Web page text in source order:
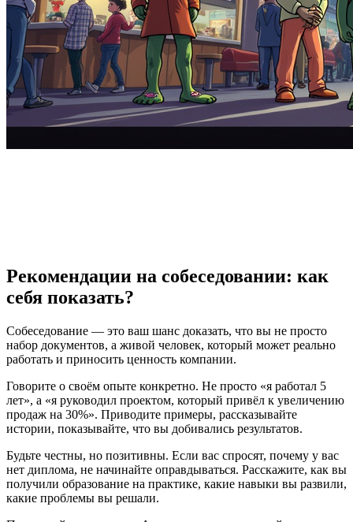
Рекомендации на собеседовании: как
себя показать?
Собеседование — это ваш шанс доказать, что вы не просто
набор документов, а живой человек, который может реально
работать и приносить ценность компании.
Говорите о своём опыте конкретно. Не просто «я работал 5
лет», а «я руководил проектом, который привёл к увеличению
продаж на 30%». Приводите примеры, рассказывайте
истории, показывайте, что вы добивались результатов.
Будьте честны, но позитивны. Если вас спросят, почему у вас
нет диплома, не начинайте оправдываться. Расскажите, как вы
получили образование на практике, какие навыки вы развили,
какие проблемы вы решали.